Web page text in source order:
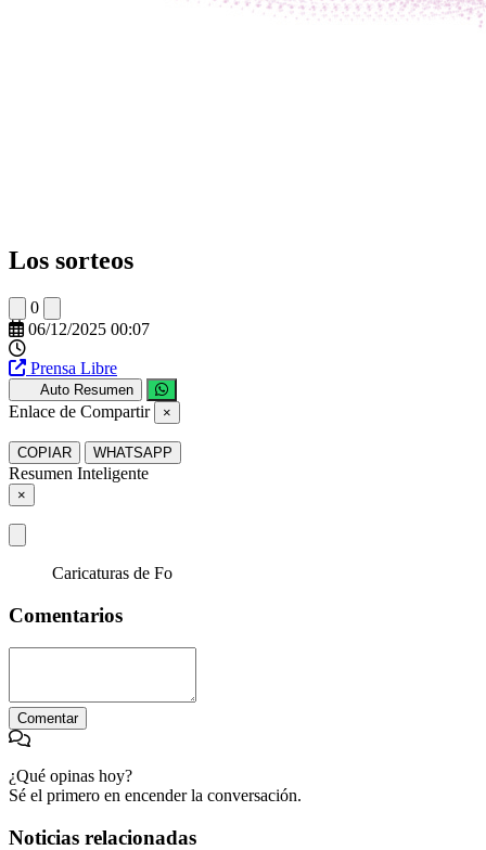
Los sorteos
0
06/12/2025 00:07
Prensa Libre
Auto Resumen
Enlace de Compartir ×
COPIAR WHATSAPP
Resumen Inteligente
×
Caricaturas de Fo
Comentarios
Comentar
¿Qué opinas hoy?
Sé el primero en encender la conversación.
Noticias relacionadas